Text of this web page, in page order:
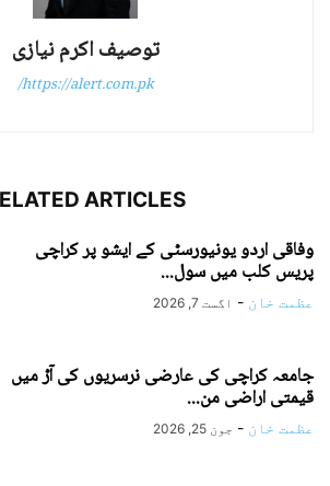
توصیف اکرم نیازی
https://alert.com.pk/
ARTICLES
وفاقی اردو یونیورسٹی کے ایشو پر کراچی
پریس کلب میں سول...
عظمت خان - اگست 7, 2026
جامعہ کراچی کی عارضی نرسریوں کی آڑ میں
قیمتی اراضی من...
عظمت خان - جون 25, 2026